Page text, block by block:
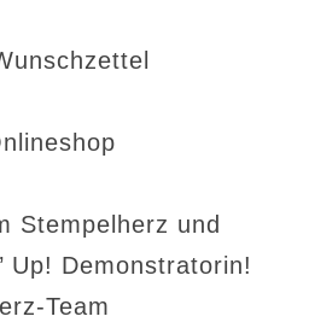
Stempelherz und
Up! Demonstratorin!
Team